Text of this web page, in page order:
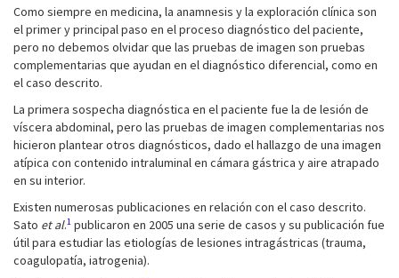
Como siempre en medicina, la anamnesis y la exploración clínica son
el primer y principal paso en el proceso diagnóstico del paciente,
pero no debemos olvidar que las pruebas de imagen son pruebas
complementarias que ayudan en el diagnóstico diferencial, como en
el caso descrito.
La primera sospecha diagnóstica en el paciente fue la de lesión de
víscera abdominal, pero las pruebas de imagen complementarias nos
hicieron plantear otros diagnósticos, dado el hallazgo de una imagen
atípica con contenido intraluminal en cámara gástrica y aire atrapado
en su interior.
Existen numerosas publicaciones en relación con el caso descrito.
Sato et al.1 publicaron en 2005 una serie de casos y su publicación fue
útil para estudiar las etiologías de lesiones intragástricas (trauma,
coagulopatía, iatrogenia).